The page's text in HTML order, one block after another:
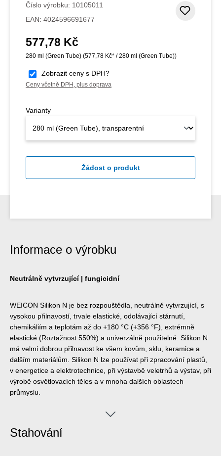
Číslo výrobku: 10105011
EAN: 4024596691677
Běžná cena:
577,78 Kč
280 ml (Green Tube) (577,78 Kč* / 280 ml (Green Tube))
Zobrazit ceny s DPH?
Ceny včetně DPH, plus doprava
Varianty
Žádost o produkt
Informace o výrobku
Neutrálně vytvrzující | fungicidní
WEICON Silikon N je bez rozpouštědla, neutrálně vytvrzující, s
vysokou přilnavostí, trvale elastické, odolávající stárnutí,
chemikáliím a teplotám až do +180 °C (+356 °F), extrémně
elastické (Roztažnost 550%) a univerzálně použitelné. Silikon N
má velmi dobrou přilnavost ke všem kovům, sklu, keramice a
dalším materiálům. Silikon N lze používat při zpracování plastů,
v energetice a elektrotechnice, při výstavbě veletrhů a výstav, při
výrobě osvětlovacích těles a v mnoha dalších oblastech
průmyslu.
Stahování